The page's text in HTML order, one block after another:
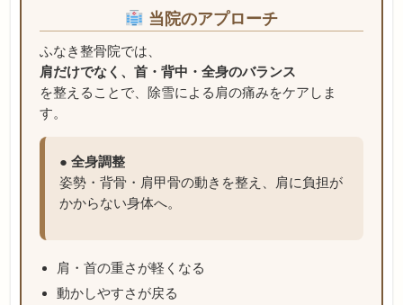
当院のアプローチ
ふなき整骨院では、
肩だけでなく、首・背中・全身のバランス
を整えることで、除雪による肩の痛みをケアしま
す。
● 全身調整
姿勢・背骨・肩甲骨の動きを整え、肩に負担が
かからない身体へ。
肩・首の重さが軽くなる
動かしやすさが戻る